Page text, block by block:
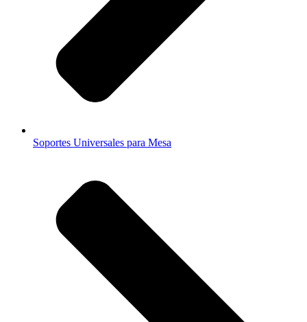
Soportes Universales para Mesa